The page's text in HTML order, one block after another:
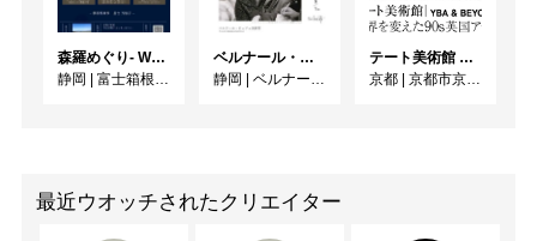
森羅めぐり- Wandering in Shinra -
静岡 | 富士箱根カントリークラブ
ベルナール・ビュフェと写真 ーカメラがとらえたビュフェとその時代、そして21 世紀へ
静岡 | ベルナール・ビュフェ美術館
テート美術館 ― YBA & BEYOND 世界を変えた90s英国アート
京都 | 京都市京セラ美術館
最近ウオッチされたクリエイター